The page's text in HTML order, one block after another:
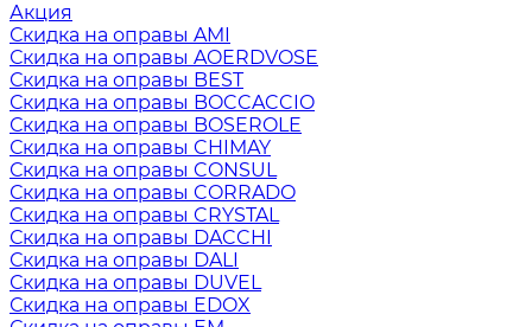
Акция
Скидка на оправы AMI
Скидка на оправы AOERDVOSE
Скидка на оправы BEST
Скидка на оправы BOCCACCIO
Скидка на оправы BOSEROLE
Скидка на оправы CHIMAY
Скидка на оправы CONSUL
Скидка на оправы CORRADO
Скидка на оправы CRYSTAL
Скидка на оправы DACCHI
Скидка на оправы DALI
Скидка на оправы DUVEL
Скидка на оправы EDOX